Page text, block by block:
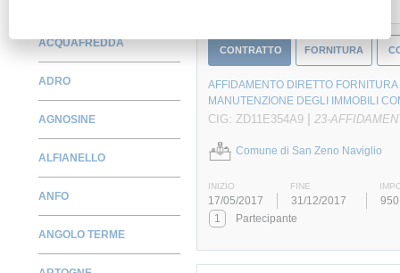
ACQUAFREDDA
ADRO
AGNOSINE
ALFIANELLO
ANFO
ANGOLO TERME
CONTRATTO FORNITURA
AFFIDAMENTO DIRETTO
MANUTENZIONE DEGLI IMMOBILI
CIG: ZD11E354A9 | 23-
Comune di San Zeno Naviglio
INIZIO FINE
17/05/2017 31/12/2017
1
Partecipante